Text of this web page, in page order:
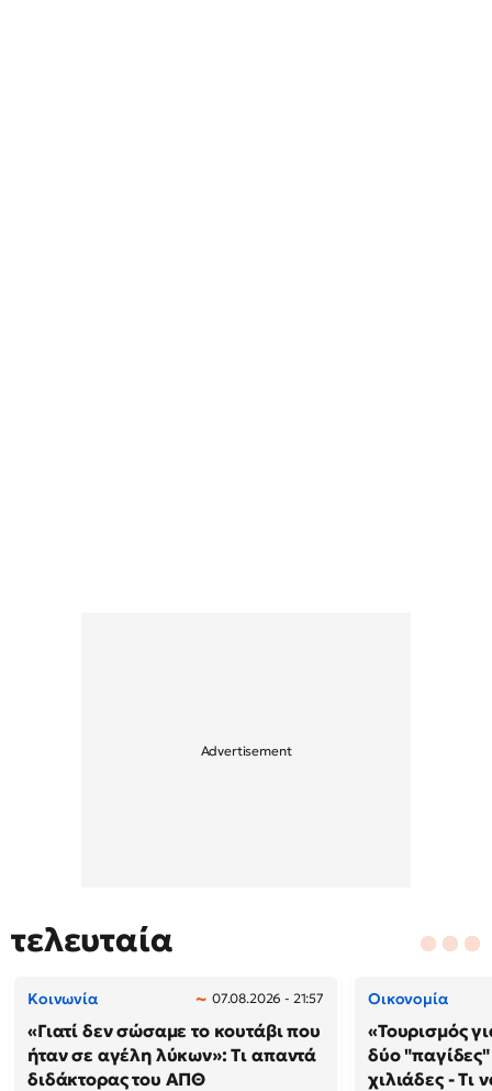
τελευταία
Κοινωνία 07.08.2026 - 21:57
«Γιατί δεν σώσαμε το κουτάβι που
ήταν σε αγέλη λύκων»: Τι απαντά
διδάκτορας του ΑΠΘ
Οικονομία
«Τουρισμός
δύο
χιλιάδες - Τι